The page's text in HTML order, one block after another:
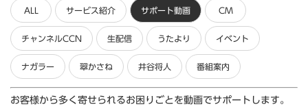
ALL サービス紹介 サポート動画 CM
チャンネルCCN 生配信 うたより イベント
ナガラー 翠かさね 井谷将人 番組案内
お客様から多く寄せられるお困りごとを動画でサポートします。